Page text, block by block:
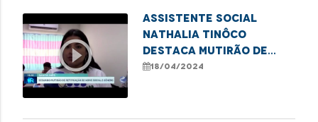
play_circle_outline
Assistente social
Nathalia Tinôco
destaca mutirão de
retificação de nome e
18/04/2024